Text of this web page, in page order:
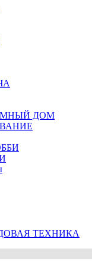
ДОМ
ТЕХНИКА